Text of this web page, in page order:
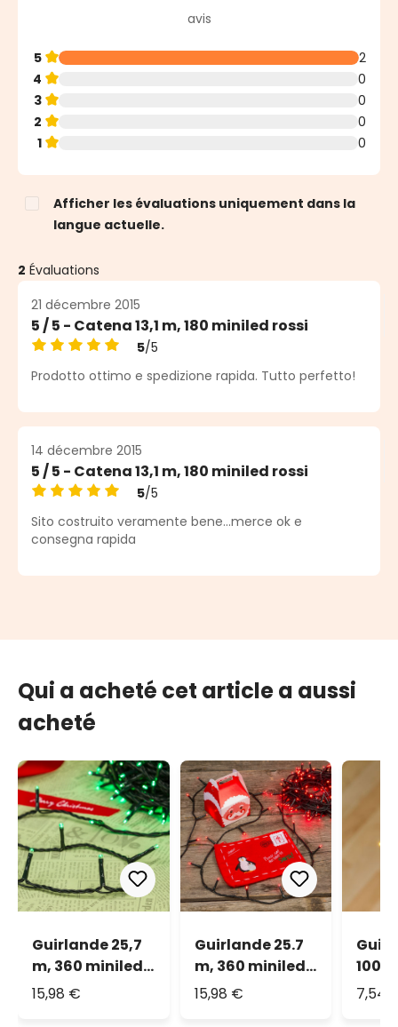
Note moyenne de 5 sur 5 étoiles
avis
5
2
4
0
3
0
2
0
1
0
Afficher les évaluations uniquement dans la
langue actuelle.
2 Évaluations
21 décembre 2015
5 / 5 - Catena 13,1 m, 180 miniled rossi
Note moyenne de 5 sur 5 étoiles
5/5
Prodotto ottimo e spedizione rapida. Tutto perfetto!
14 décembre 2015
5 / 5 - Catena 13,1 m, 180 miniled rossi
Note moyenne de 5 sur 5 étoiles
5/5
Sito costruito veramente bene...merce ok e
consegna rapida
Qui a acheté cet article a aussi
acheté
Guirlande 25,7
m, 360 miniled
vert, câble vert
15,98 €
Guirlande 25.7
m, 360 miniled
rouge, câble
15,98 €
100
7,54